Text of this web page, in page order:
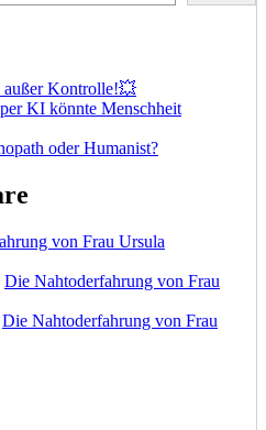
Kontrolle!💥
KI könnte Menschheit
oder Humanist?
von Frau Ursula
Die Nahtoderfahrung von Frau
Die Nahtoderfahrung von Frau